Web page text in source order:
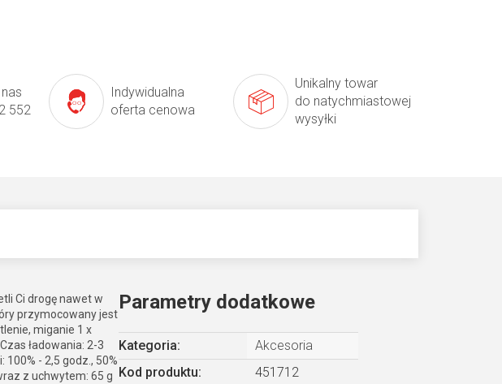
552
Indywidualna
oferta cenowa
Unikalny towar
do natychmiastowej
wysyłki
Ci drogę nawet w
przymocowany jest
miganie 1 x
ładowania: 2-3
- 2,5 godz., 50%
z uchwytem: 65 g
Parametry dodatkowe
Kategoria:
Akcesoria
Kod produktu:
451712